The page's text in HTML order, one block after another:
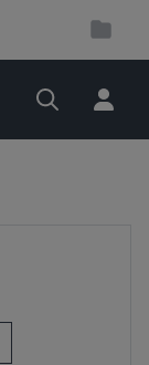
Suche